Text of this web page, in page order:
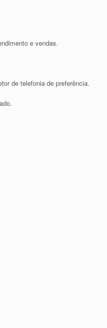
e vendas.
de telefonia de preferência.